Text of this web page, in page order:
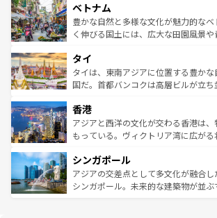
参照してほしい。
容にもいいと評判のスイーツなど、バ
が味わえる。 なお、新着の台湾情報は
照してほしい。
き、地方に足を延ばせば四季折々の自
できる。そして、キムチや焼肉、絶
まで、さまざまな韓国料理が待って
リティに包まれながら、韓国の多彩な
わってみてほしい。 なお、新着
覧を参照してほしい。
ベトナム
豊かな自然と多様な文化が魅力的な
く伸びる国土には、広大な田園風景
急速な発展と共に伝統が息づく。ハノ
ーチミン市のフランス統治時代の建物
醸し出している。また、バラエティ
とつ。フォーやバインミー、ベトナム
ひ現地で味わいたい。どの地域を訪
が旅行者を迎えてくれるので、きっ
参照してほしい。
タイ
タイは、東南アジアに位置する豊かな
国だ。首都バンコクは高層ビルが立
の活気が交差している。北部ではチェ
帯で自然と触れ合い、南部ではプー
いビーチでリゾート気分を楽しむこ
激する。気候は一年中温暖で、どの季
が待っている。親しみやすいタイの
た文化、そして多様な観光資源が、
香港
アジアと西洋の文化が交わる香港は
もっている。ヴィクトリア湾に広が
み、どこを訪れても感動するはず。観
ており、効率よく見どころを回れる
うな絶景から文化的な体験まで、香
シンガポール
アジアの交差点として多文化が融合
シンガポール。未来的な建築物が並